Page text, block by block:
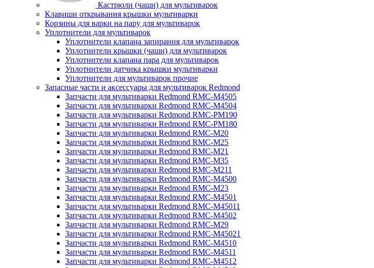
Кастрюли (чаши) для мультиварок
Клавиши открывания крышки мультиварки
Корзины для варки на пару для мультиварок
Уплотнители для мультиварок
Уплотнители клапана запирания для мультиварок
Уплотнители крышки (чаши) для мультиварок
Уплотнители клапана пара для мультиварок
Уплотнители датчика крышки мультиварки
Уплотнители для мультиварок прочие
Запасные части и аксессуары для мультиварок Redmond
Запчасти для мультиварки Redmond RMC-M4505
Запчасти для мультиварки Redmond RMC-M4504
Запчасти для мультиварки Redmond RMC-PM190
Запчасти для мультиварки Redmond RMC-PM180
Запчасти для мультиварки Redmond RMC-M20
Запчасти для мультиварки Redmond RMC-M25
Запчасти для мультиварки Redmond RMC-M21
Запчасти для мультиварки Redmond RMC-M35
Запчасти для мультиварки Redmond RMC-M211
Запчасти для мультиварки Redmond RMC-M4500
Запчасти для мультиварки Redmond RMC-M23
Запчасти для мультиварки Redmond RMC-M4501
Запчасти для мультиварки Redmond RMC-M45011
Запчасти для мультиварки Redmond RMC-M4502
Запчасти для мультиварки Redmond RMC-M29
Запчасти для мультиварки Redmond RMC-M45021
Запчасти для мультиварки Redmond RMC-M4510
Запчасти для мультиварки Redmond RMC-M4511
Запчасти для мультиварки Redmond RMC-M4512